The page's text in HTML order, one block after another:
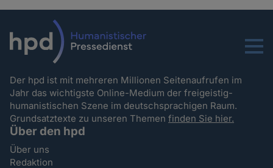
Menu
Der hpd ist mit mehreren Millionen Seitenaufrufen im
Jahr das wichtigste Online-Medium der freigeistig-
humanistischen Szene im deutschsprachigen Raum.
Grundsatztexte zu unseren Themenfinden Sie hier.
Über den hpd
Über uns
Redaktion